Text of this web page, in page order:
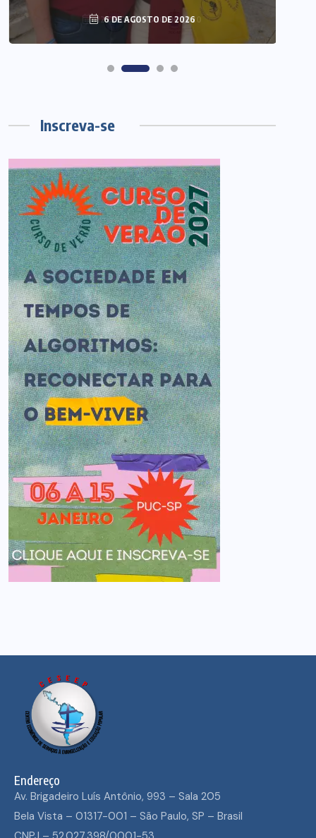
6 DE AGOSTO DE 2026
Inscreva-se
Endereço
Av. Brigadeiro Luís Antônio, 993 – Sala 205
Bela Vista – 01317-001 – São Paulo, SP – Brasil